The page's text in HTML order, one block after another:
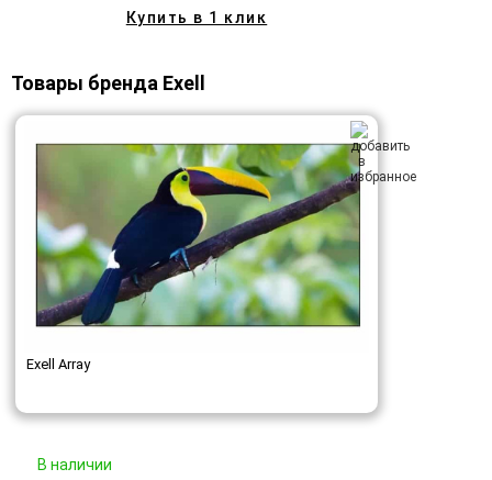
Купить в 1 клик
Товары бренда Exell
Exell Array
В наличии